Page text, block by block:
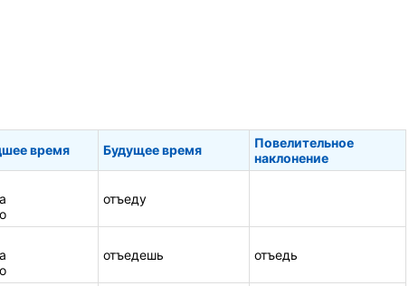
время Будущее время
Повелительное
наклонение
отъеду
отъедешь отъедь